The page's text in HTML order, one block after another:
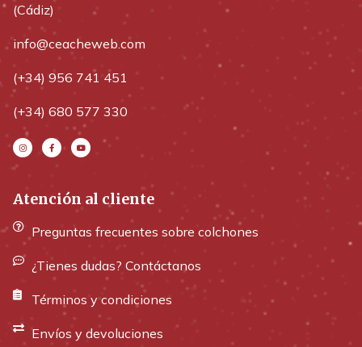
(Cádiz)
info@ceacheweb.com
(+34) 956 741 451
(+34) 680 577 330
Atención al cliente
Preguntas frecuentes sobre colchones
¿Tienes dudas? Contáctanos
Términos y condiciones
Envíos y devoluciones